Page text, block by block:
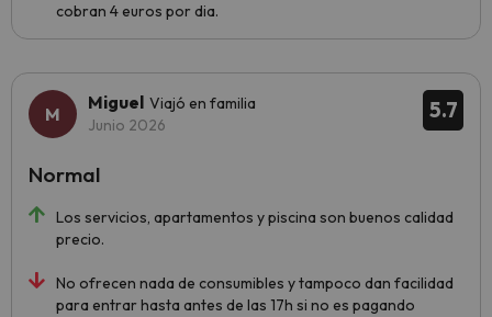
cobran 4 euros por dia.
5.7
Miguel Viajó en familia
Junio 2026
Los servicios, apartamentos y piscina son buenos calidad
precio.
No ofrecen nada de consumibles y tampoco dan facilidad
para entrar hasta antes de las 17h si no es pagando
Normal